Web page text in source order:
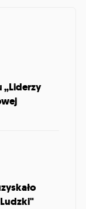
„Liderzy